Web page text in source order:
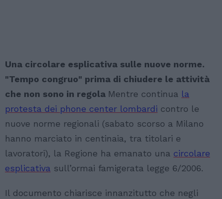
Una circolare esplicativa sulle nuove norme.
"Tempo congruo" prima di chiudere le attività
che non sono in regola Mentre continua la
protesta dei phone center lombardi contro le
nuove norme regionali (sabato scorso a Milano
hanno marciato in centinaia, tra titolari e
lavoratori), la Regione ha emanato una circolare
esplicativa sull’ormai famigerata legge 6/2006.
Il documento chiarisce innanzitutto che negli